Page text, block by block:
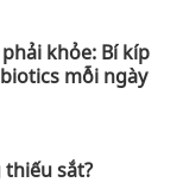
khỏe: Bí kíp
mỗi ngày
sắt?